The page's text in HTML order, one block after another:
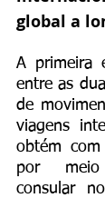
global a
A primeira
entre as
de
viagens
obtém
por meio
consular